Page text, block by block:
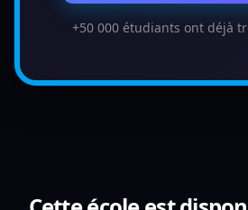
+50 000 étudiants ont déjà